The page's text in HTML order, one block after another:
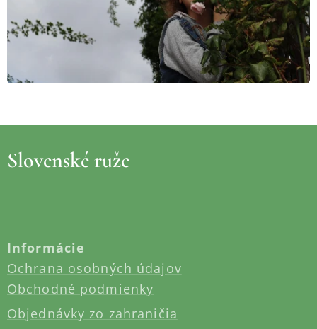
Slovenské ruže
Informácie
Ochrana osobných údajov
Obchodné podmienky
Objednávky zo zahraničia